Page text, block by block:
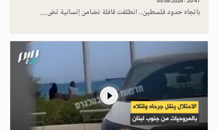
باتجاه حدود فلسطين.. انطلقت قافلة تضامن إنسانية تض…